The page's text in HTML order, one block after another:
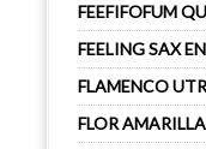
FEEFIFOFUM
FEELING SAX
FLAMENCO
FLOR AMARILLA